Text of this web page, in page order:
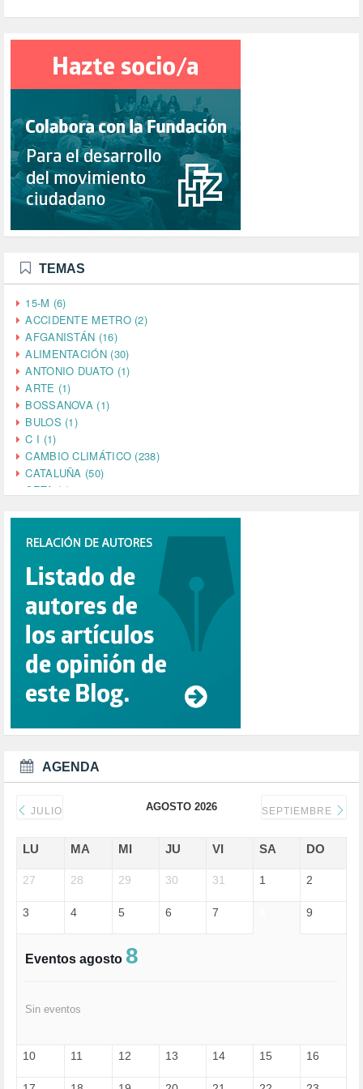
TEMAS
15-M (6)
ACCIDENTE METRO (2)
AFGANISTÁN (16)
ALIMENTACIÓN (30)
ANTONIO DUATO (1)
ARTE (1)
BOSSANOVA (1)
BULOS (1)
C I (1)
CAMBIO CLIMÁTICO (238)
CATALUÑA (50)
CETA (2)
CINE (35)
COMPROMISO (2)
CONFERENCIA (1)
CONSUMO (1)
CORONAVIRUS (155)
CORRUPCIÓN (215)
CULTURA (704)
DANA (78)
DD.HH. (1)
DEMOCRACIA (1)
DEMOCRAIA (1)
DEPORTES (2)
DERECHOS SOCIALES (739)
DONALD TRUMP (82)
EDGAR MORIN (1)
EMIGRACIÓN (4)
ESPECULACIÓN (2)
FELICIDAD (1)
FRANCISCO (5)
GUERRA (133)
HUMOR (1)
AGENDA
JULIO AGOSTO 2026 SEPTIEMBRE
LU MA MI JU VI SA DO
27 28 29 30 31 1 2
3 4 5 6 7 9
Eventos agosto 8
Sin eventos
10 11 12 13 14 15 16